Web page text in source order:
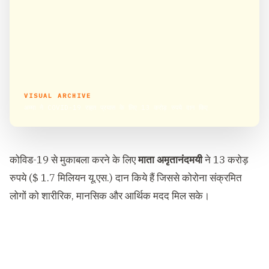
VISUAL ARCHIVE
कोविड-19 से मुकाबला करने के लिएमाता अमृतानंदमयीने 13 करोड़
रुपये ($ 1.7 मिलियन यू.एस.) दान किये हैं जिससे कोरोना संक्रमित
लोगों को शारीरिक, मानसिक और आर्थिक मदद मिल सके।